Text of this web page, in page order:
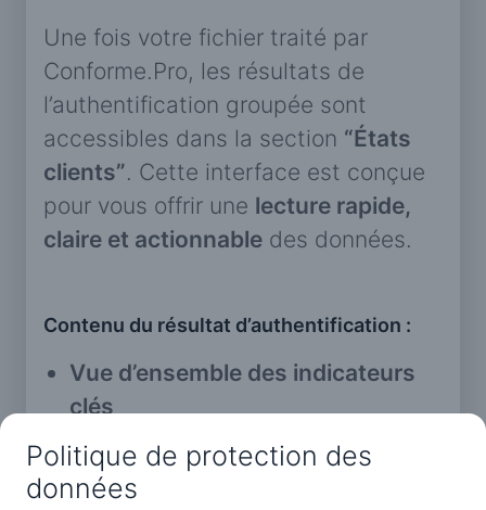
Une fois votre fichier traité par
Conforme.Pro, les résultats de
l’authentification groupée sont
accessibles dans la section “États
clients”. Cette interface est conçue
pour vous offrir une lecture rapide,
claire et actionnable des données.
Contenu du résultat d’authentification :
Vue d’ensemble des indicateurs
clés
Un tableau de bord synthétique
Politique de protection des
données